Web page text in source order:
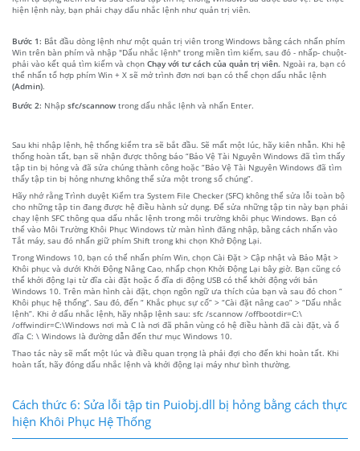
hiện lệnh này, bạn phải chạy dấu nhắc lệnh như quản trị viên.
Bước 1: Bắt đầu dòng lệnh như một quản trị viên trong Windows bằng cách nhấn phím
Win trên bàn phím và nhập "Dấu nhắc lệnh" trong miền tìm kiếm, sau đó - nhấp- chuột-
phải vào kết quả tìm kiếm và chọn Chạy với tư cách của quản trị viên. Ngoài ra, bạn có
thể nhấn tổ hợp phím Win + X sẽ mở trình đơn nơi bạn có thể chọn dấu nhắc lệnh
(Admin).
Bước 2: Nhập sfc/scannow trong dấu nhắc lệnh và nhấn Enter.
Sau khi nhập lệnh, hệ thống kiểm tra sẽ bắt đầu. Sẽ mất một lúc, hãy kiên nhẫn. Khi hệ
thống hoàn tất, bạn sẽ nhận được thông báo “Bảo Vệ Tài Nguyên Windows đã tìm thấy
tập tin bị hỏng và đã sửa chúng thành công hoặc “Bảo Vệ Tài Nguyên Windows đã tìm
thấy tập tin bị hỏng nhưng không thể sửa một trong số chúng”.
Hãy nhớ rằng Trình duyệt Kiểm tra System File Checker (SFC) không thể sửa lỗi toàn bộ
cho những tập tin đang được hệ điều hành sử dụng. Để sửa những tập tin này bạn phải
chạy lệnh SFC thông qua dấu nhắc lệnh trong môi trường khôi phục Windows. Bạn có
thể vào Môi Trường Khôi Phục Windows từ màn hình đăng nhập, bằng cách nhấn vào
Tắt máy, sau đó nhấn giữ phím Shift trong khi chọn Khở Động Lại.
Trong Windows 10, bạn có thể nhấn phím Win, chọn Cài Đặt > Cập nhật và Bảo Mật >
Khôi phục và dưới Khởi Động Nâng Cao, nhấp chọn Khởi Động Lại bây giờ. Bạn cũng có
thể khởi động lại từ đĩa cài đặt hoặc ổ đĩa di động USB có thể khởi động với bản
Windows 10. Trên màn hình cài đặt, chọn ngôn ngữ ưa thích của bạn và sau đó chon “
Khôi phục hệ thống”. Sau đó, đến “ Khắc phục sự cố” > “Cài đặt nâng cao” > “Dấu nhắc
lệnh”. Khi ở dấu nhắc lệnh, hãy nhập lệnh sau: sfc /scannow /offbootdir=C:\
/offwindir=C:\Windows nơi mà C là nơi đã phân vùng có hệ điều hành đã cài đặt, và ổ
đĩa C: \ Windows là đường dẫn đến thư mục Windows 10.
Thao tác này sẽ mất một lúc và điều quan trọng là phải đợi cho đến khi hoàn tất. Khi
hoàn tất, hãy đóng dấu nhắc lệnh và khởi động lại máy như bình thường.
Cách thức 6: Sửa lỗi tập tin Puiobj.dll bị hỏng bằng cách thực
hiện Khôi Phục Hệ Thống